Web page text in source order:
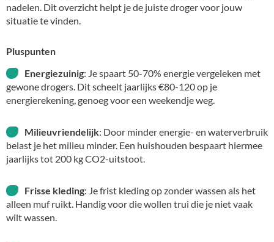
nadelen. Dit overzicht helpt je de juiste droger voor jouw
situatie te vinden.
Pluspunten
Energiezuinig: Je spaart 50-70% energie vergeleken met
gewone drogers. Dit scheelt jaarlijks €80-120 op je
energierekening, genoeg voor een weekendje weg.
Milieuvriendelijk: Door minder energie- en waterverbruik
belast je het milieu minder. Een huishouden bespaart hiermee
jaarlijks tot 200 kg CO2-uitstoot.
Frisse kleding: Je frist kleding op zonder wassen als het
alleen muf ruikt. Handig voor die wollen trui die je niet vaak
wilt wassen.